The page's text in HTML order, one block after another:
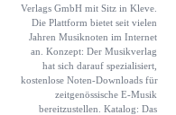
Verlags GmbH mit Sitz in Kleve.
Die Plattform bietet seit vielen
Jahren Musiknoten im Internet
an. Konzept: Der Musikverlag
hat sich darauf spezialisiert,
kostenlose Noten-Downloads für
zeitgenössische E-Musik
bereitzustellen. Katalog: Das